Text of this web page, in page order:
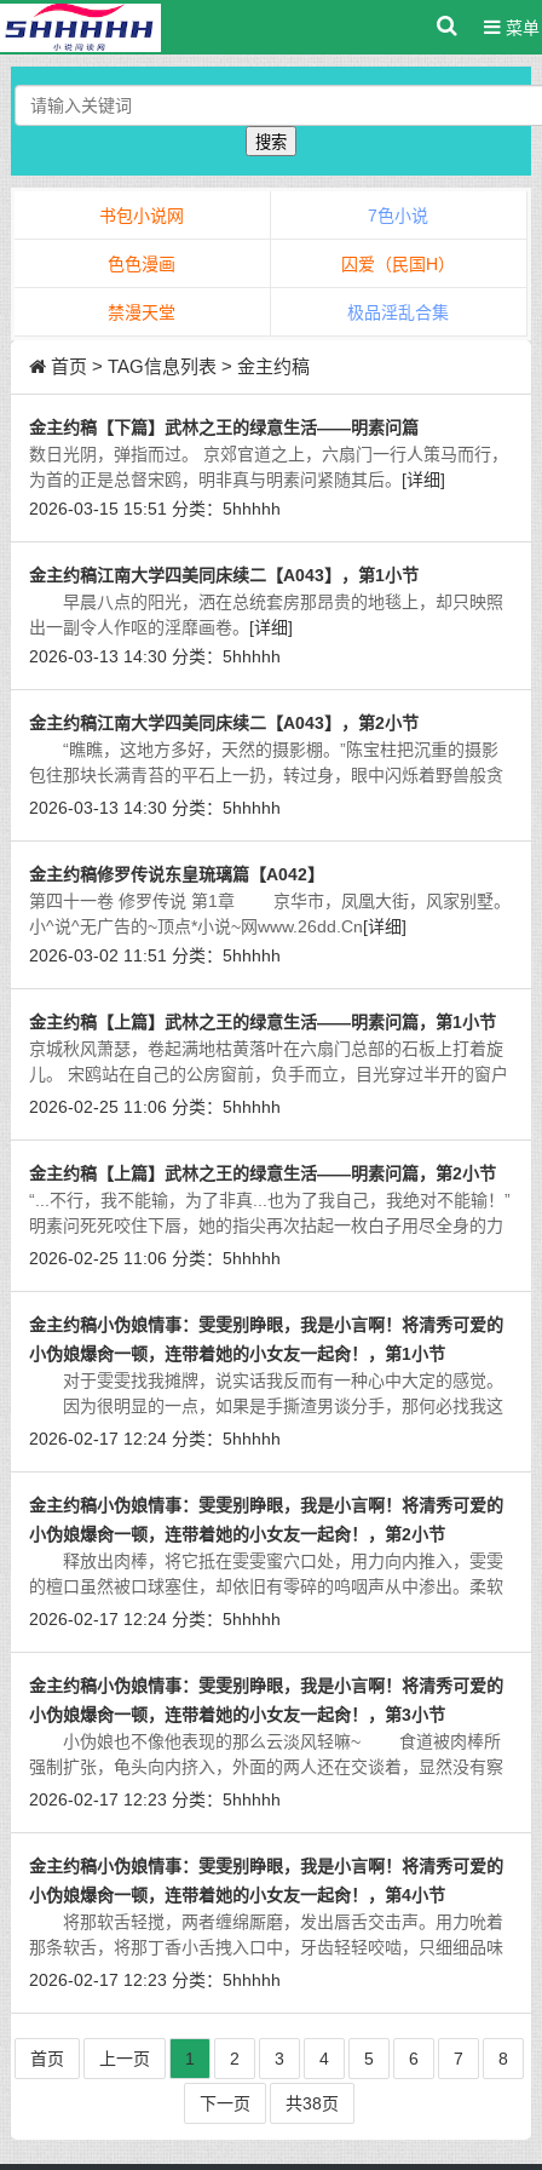
菜单
搜索
书包小说网 7色小说
色色漫画 囚爱（民国H）
禁漫天堂 极品淫乱合集
首页 > TAG信息列表 > 金主约稿
金主约稿【下篇】武林之王的绿意生活——明素问篇
数日光阴，弹指而过。 京郊官道之上，六扇门一行人策马而行，
为首的正是总督宋鸥，明非真与明素问紧随其后。 [详细]
2026-03-15 15:51 分类： 5hhhhh
金主约稿江南大学四美同床续二【A043】，第1小节
早晨八点的阳光，洒在总统套房那昂贵的地毯上，却只映照
出一副令人作呕的淫靡画卷。 [详细]
2026-03-13 14:30 分类： 5hhhhh
金主约稿江南大学四美同床续二【A043】，第2小节
“瞧瞧，这地方多好，天然的摄影棚。”陈宝柱把沉重的摄影
包往那块长满青苔的平石上一扔，转过身，眼中闪烁着野兽般贪
婪的光芒。[详细]
2026-03-13 14:30 分类： 5hhhhh
金主约稿修罗传说东皇琉璃篇【A042】
第四十一卷 修罗传说 第1章 京华市，凤凰大街，风家别墅。
小^说^无广告的~顶点*小说~网www.26dd.Cn[详细]
2026-03-02 11:51 分类： 5hhhhh
金主约稿【上篇】武林之王的绿意生活——明素问篇，第1小节
京城秋风萧瑟，卷起满地枯黄落叶在六扇门总部的石板上打着旋
儿。 宋鸥站在自己的公房窗前，负手而立，目光穿过半开的窗户
落在对面那间灯火通明的屋子上。
2026-02-25 11:06 分类： 5hhhhh
金主约稿【上篇】武林之王的绿意生活——明素问篇，第2小节
“...不行，我不能输，为了非真...也为了我自己，我绝对不能输！”
明素问死死咬住下唇，她的指尖再次拈起一枚白子用尽全身的力
气将它落在了棋盘上。[详细]
2026-02-25 11:06 分类： 5hhhhh
金主约稿小伪娘情事：雯雯别睁眼，我是小言啊！将清秀可爱的
小伪娘爆肏一顿，连带着她的小女友一起肏！，第1小节
对于雯雯找我摊牌，说实话我反而有一种心中大定的感觉。
因为很明显的一点，如果是手撕渣男谈分手，那何必找我这
个小三呢？（笑）[详细]
2026-02-17 12:24 分类： 5hhhhh
金主约稿小伪娘情事：雯雯别睁眼，我是小言啊！将清秀可爱的
小伪娘爆肏一顿，连带着她的小女友一起肏！，第2小节
释放出肉棒，将它抵在雯雯蜜穴口处，用力向内推入，雯雯
的檀口虽然被口球塞住，却依旧有零碎的呜咽声从中渗出。柔软
细腻的阴唇触碰着硕大龟头，那一瞬间的触电感令我的肉棒不自
2026-02-17 12:24 分类： 5hhhhh
金主约稿小伪娘情事：雯雯别睁眼，我是小言啊！将清秀可爱的
小伪娘爆肏一顿，连带着她的小女友一起肏！，第3小节
小伪娘也不像他表现的那么云淡风轻嘛~ 食道被肉棒所
强制扩张，龟头向内挤入，外面的两人还在交谈着，显然没有察
觉到这一隅的旖旎。[详细]
2026-02-17 12:23 分类： 5hhhhh
金主约稿小伪娘情事：雯雯别睁眼，我是小言啊！将清秀可爱的
小伪娘爆肏一顿，连带着她的小女友一起肏！，第4小节
将那软舌轻搅，两者缠绵厮磨，发出唇舌交击声。用力吮着
那条软舌，将那丁香小舌拽入口中，牙齿轻轻咬啮，只细细品味
着雯雯棉花糖似的软舌。
[详细]
2026-02-17 12:23 分类： 5hhhhh
首页 上一页 1 2 3 4 5 6 7 8
下一页 共38页